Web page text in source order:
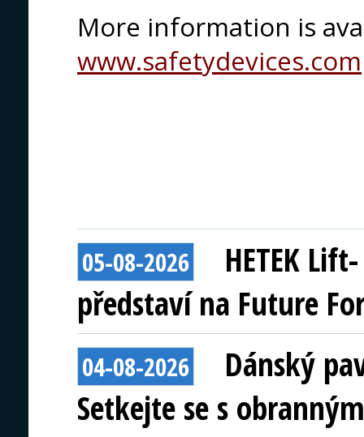
More information is
www.safetydevices.com
05-08-2026
HETEK
představí na Future
04-08-2026
Dánský
Setkejte se s